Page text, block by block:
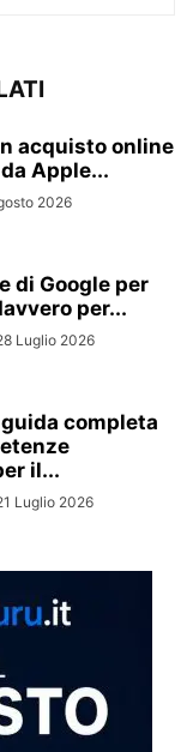
acquisto online
Apple...
2026
di Google per
per...
Luglio 2026
completa
il...
Luglio 2026